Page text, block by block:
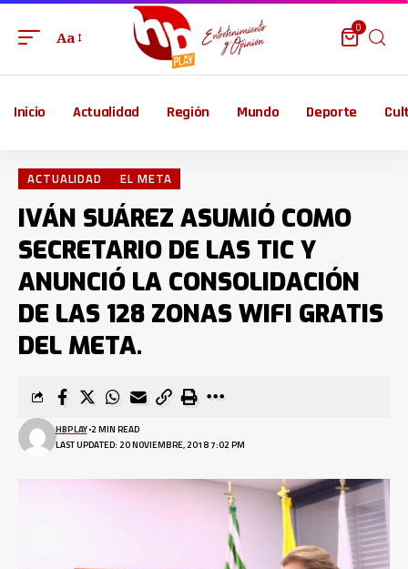
Aa
0
Inicio Actualidad Región Mundo Deporte
ACTUALIDAD EL META
IVÁN SUÁREZ ASUMIÓ COMO
SECRETARIO DE LAS TIC Y
ANUNCIÓ LA CONSOLIDACIÓN
DE LAS 128 ZONAS WIFI GRATIS
DEL META.
LAST UPDATED: 20 NOVIEMBRE, 2018 7:02 PM
HBPLAY 2 MIN READ